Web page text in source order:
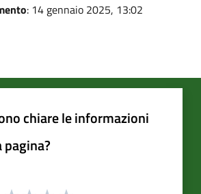
: 14 gennaio 2025, 13:02
chiare le informazioni
pagina?